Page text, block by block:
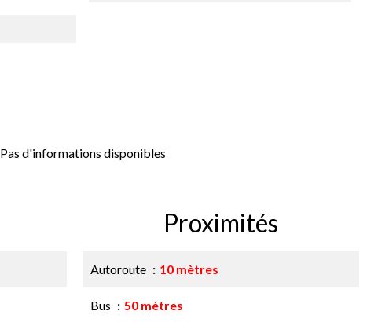
Pas d'informations disponibles
Proximités
Autoroute 10 mètres
Bus 50 mètres